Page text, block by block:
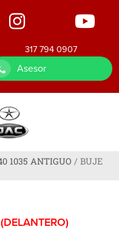
317 794 0907
Asesor
1035 ANTIGUO / BUJE